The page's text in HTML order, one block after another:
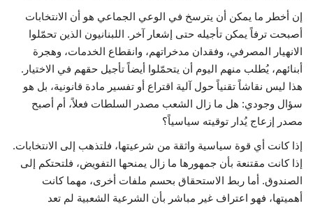
إن أخطر ما يمكن أن يترسخ في الوعي الجماعي هو أن الانتخابات
أصبحت ترفاً يمكن تأجيله حتى إشعار آخر. اللبنانيون الذين تحمّلوا
الانهيار المصرفي، وفقدان مدخراتهم، وانقطاع الخدمات، وهجرة
أبنائهم، يُطلب منهم اليوم أن يتحمّلوا أيضاً تأجيل حقهم في الاختيار.
هذا ليس نقاشاً تقنياً حول آلية اقتراع أو تفسير مادة قانونية، بل هو
سؤال وجودي: هل ما زال الشعب مصدر السلطات فعلاً، أم أصبح
مصدر إزعاج يُدار توقيته سياسياً؟
إذا كانت أي قوة سياسية واثقة من شرعيتها، فلتذهب إلى الانتخابات.
إذا كانت مقتنعة بأن جمهورها ما زال يمنحها التفويض، فلتحتكم إلى
الصندوق. أما ربط الاستحقاق بحسم ملفات أخرى، مهما كانت
أهميتها، فهو اعتراف غير مباشر بأن الشرعية الشعبية لم تعد